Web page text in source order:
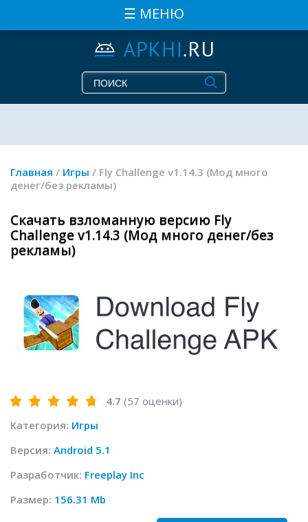
☰ МЕНЮ
Главная / Игры / Fly Challenge v1.14.3 (Мод много
денег/без рекламы)
Скачать взломанную версию Fly
Challenge v1.14.3 (Мод много денег/без
рекламы)
4.7 (57 оценки)
Категория: Игры
Версия: Android 5.1
Разработчик: Freeplay Inc
Размер: 156.31 Mb